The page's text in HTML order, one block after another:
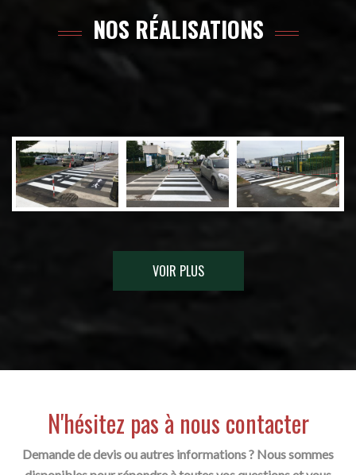
NOS RÉALISATIONS
VOIR PLUS
N'hésitez pas à nous contacter
Demande de devis ou autres informations ? Nous sommes